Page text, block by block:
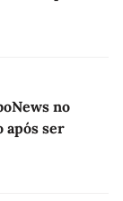
no
após ser